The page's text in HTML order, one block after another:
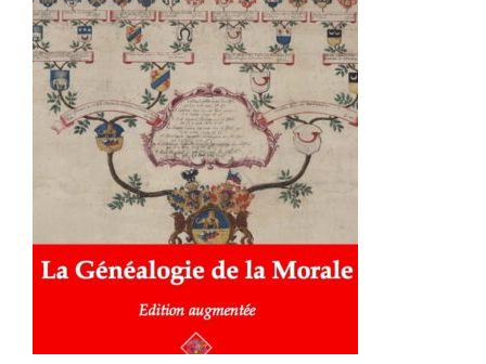
AJOUTER AU PANIER / DÉTAILS